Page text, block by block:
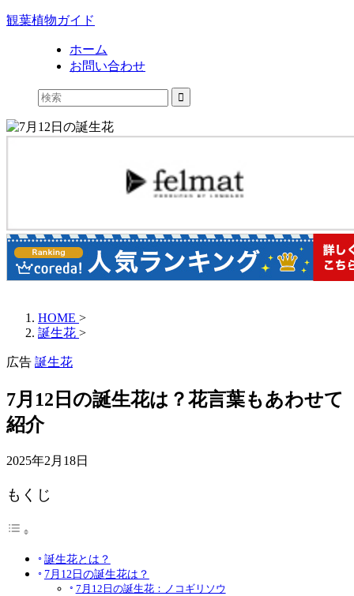
観葉植物ガイド
ホーム
お問い合わせ
HOME >
誕生花 >
広告 誕生花
7月12日の誕生花は？花言葉もあわせて
紹介
2025年2月18日
もくじ
誕生花とは？
7月12日の誕生花は？
7月12日の誕生花：ノコギリソウ